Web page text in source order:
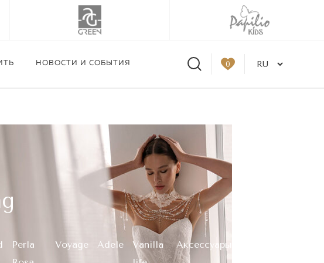
«Podium Part 2»
НОВОСТИ И СОБЫТИЯ 0
Perla
Voyage Adele
Vanilla
Аксессуары